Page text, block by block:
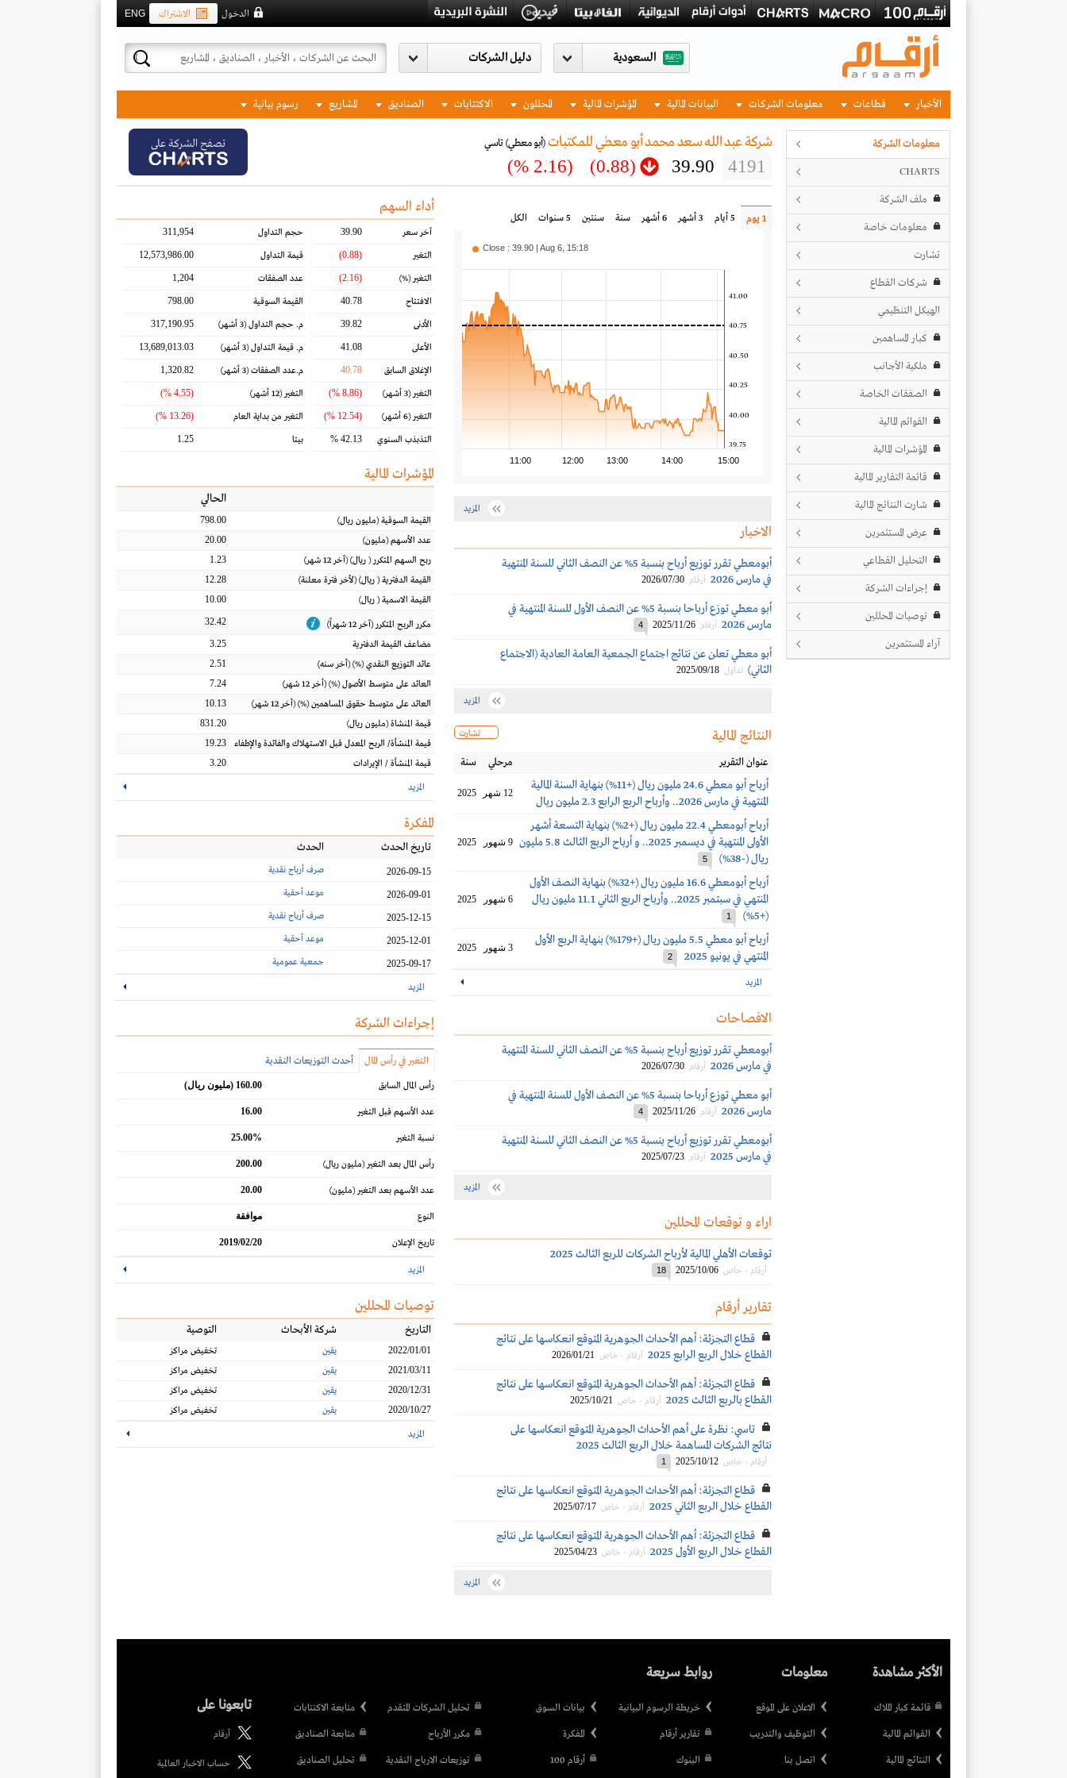
ENG الاشتراك الدخول
السعودية
الأخبار قطاعات معلومات الشركات البيانات المالية المؤشرات المالية المحللون الاكتتابات الصناديق المشاريع رسوم بيانية
معلومات الشركة
CHARTS
ملف الشركة
معلومات خاصة
تشارت
شركات القطاع
الهيكل التنظيمي
كبار المساهمين
ملكية الأجانب
الصفقات الخاصة
القوائم المالية
المؤشرات المالية
قائمة التقارير المالية
شارت النتائج المالية
عرض المستثمرين
التحليل القطاعي
إجراءات الشركة
توصيات المحللين
آراء المستثمرين
شركة عبد الله سعد محمد أبو معطي للمكتبات(أبو معطي)تاسي
4191
39.90
(0.88)
(2.16 %)
تصفح الشركة على
1 يوم 5 أيام 3 أشهر 6 أشهر سنة سنتين 5 سنوات الكل
11:00 12:00 13:00 14:00 15:00
39.75
40.00
40.25
40.50
40.75
41.00
Close : 39.90 | Aug 6, 15:18
المزيد
الاخبار
أبومعطي تقرر توزيع أرباح بنسبة 5% عن النصف الثاني للسنة المنتهية
في مارس 2026
أرقام 2026/07/30
أبو معطي توزع أرباحا بنسبة 5% عن النصف الأول للسنة المنتهية في
مارس 2026
أرقام 2025/11/26
4
أبو معطي تعلن عن نتائج اجتماع الجمعية العامة العادية (الاجتماع
الثاني) تداول 2025/09/18
المزيد
تشارت النتائج المالية
عنوان التقرير مرحلي سنة
أرباح أبو معطي 24.6 مليون ريال (+11%) بنهاية السنة المالية
المنتهية في مارس 2026.. وأرباح الربع الرابع 2.3 مليون ريال
12 شهر 2025
أرباح أبومعطي 22.4 مليون ريال (+2%) بنهاية التسعة أشهر
الأولى المنتهية في ديسمبر 2025.. و أرباح الربع الثالث 5.8 مليون
ريال (-38%)
5
9 شهور 2025
أرباح أبومعطي 16.6 مليون ريال (+32%) بنهاية النصف الأول
المنتهي في سبتمبر 2025.. وأرباح الربع الثاني 11.1 مليون ريال
(+5%)
1
6 شهور 2025
أرباح أبو معطي 5.5 مليون ريال (+179%) بنهاية الربع الأول
المنتهي في يونيو 2025
2
3 شهور 2025
المزيد
الافصاحات
أبومعطي تقرر توزيع أرباح بنسبة 5% عن النصف الثاني للسنة المنتهية
في مارس 2026
أرقام 2026/07/30
أبو معطي توزع أرباحا بنسبة 5% عن النصف الأول للسنة المنتهية في
مارس 2026
أرقام 2025/11/26
4
أبومعطي تقرر توزيع أرباح بنسبة 5% عن النصف الثاني للسنة المنتهية
في مارس 2025
أرقام 2025/07/23
المزيد
اراء و توقعات المحللين
توقعات الأهلي المالية لأرباح الشركات للربع الثالث 2025
أرقام - خاص 2025/10/06
18
تقارير أرقام
قطاع التجزئة: أهم الأحداث الجوهرية المتوقع انعكاسها على نتائج
القطاع خلال الربع الرابع 2025
أرقام - خاص 2026/01/21
قطاع التجزئة: أهم الأحداث الجوهرية المتوقع انعكاسها على نتائج
القطاع بالربع الثالث 2025
أرقام - خاص 2025/10/21
تاسي: نظرة على أهم الأحداث الجوهرية المتوقع انعكاسها على
نتائج الشركات المساهمة خلال الربع الثالث 2025
أرقام - خاص 2025/10/12
1
قطاع التجزئة: أهم الأحداث الجوهرية المتوقع انعكاسها على نتائج
القطاع خلال الربع الثاني 2025
أرقام - خاص 2025/07/17
قطاع التجزئة: أهم الأحداث الجوهرية المتوقع انعكاسها على نتائج
القطاع خلال الربع الأول 2025
أرقام - خاص 2025/04/23
المزيد
أداء السهم
آخر سعر 39.90
التغير (0.88)
التغير(%)
(2.16)
الافتتاح 40.78
الأدنى 39.82
الأعلى 41.08
الإغلاق السابق 40.78
التغير(3 أشهر) (8.86 %)
التغير(6 أشهر) (12.54 %)
التذبذب السنوي 42.13 %
حجم التداول 311,954
قيمة التداول 12,573,986.00
عدد الصفقات 1,204
القيمة السوقية 798.00
م. حجم التداول(3 أشهر) 317,190.95
م. قيمة التداول(3 أشهر) 13,689,013.03
م.عدد الصفقات(3 أشهر) 1,320.82
التغير(12 أشهر) (4.55 %)
التغير من بداية العام (13.26 %)
بيتا 1.25
المؤشرات المالية
الحالي
القيمة السوقية(مليون ريال)
798.00
عدد الأسهم(مليون)
20.00
ربح السهم المتكرر( ريال) (آخر 12 شهر)
1.23
القيمة الدفترية( ريال) (لأخر فترة معلنة)
12.28
القيمة الاسمية( ريال)
10.00
مكرر الربح المتكرر (آخر 12 شهراً) 32.42
مضاعف القيمة الدفترية
3.25
عائد التوزيع النقدي(%) (أخر سنه)
2.51
العائد على متوسط الأصول(%) (أخر 12 شهر)
7.24
العائد على متوسط حقوق المساهمين(%) (أخر 12 شهر)
10.13
قيمة المنشاة(مليون ريال)
831.20
قيمة المنشأة/ الربح المعدل قبل الاستهلاك والفائدة والإطفاء
19.23
قيمة المنشأة / الإيرادات
3.20
المزيد
المفكرة
تاريخ الحدث الحدث
2026-09-15 صرف أرباح نقدية
2026-09-01 موعد أحقية
2025-12-15 صرف أرباح نقدية
2025-12-01 موعد أحقية
2025-09-17 جمعية عمومية
المزيد
إجراءات الشركة
التغير في رأس المال أحدث التوزيعات النقدية
رأس المال السابق 160.00 (مليون ريال)
عدد الأسهم قبل التغير 16.00
نسبة التغير 25.00%
رأس المال بعد التغير(مليون ريال) 200.00
عدد الأسهم بعد التغير(مليون) 20.00
النوع موافقة
تاريخ الإعلان 2019/02/20
المزيد
توصيات المحللين
التاريخ شركة الأبحاث التوصية
2022/01/01 يقين
تخفيض مراكز
2021/03/11
يقين
تخفيض مراكز
2020/12/31
يقين
تخفيض مراكز
2020/10/27
يقين تخفيض مراكز
المزيد
الأكثر مشاهدة
قائمة كبار الملاك
القوائم المالية
النتائج المالية
معلومات
الاعلان على الموقع
التوظيف والتدريب
اتصل بنا
روابط سريعة
خريطة الرسوم البيانية
تقارير أرقام
البنوك
بيانات السوق
المفكرة
أرقام 100
تحليل الشركات المتقدم
مكرر الأرباح
توزيعات الارباح النقدية
متابعة الاكتتابات
متابعة الصناديق
تحليل الصناديق
تابعونا على
أرقام
حساب الاخبار العالمية